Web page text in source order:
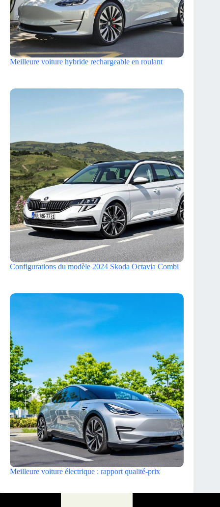
Meilleure voiture hybride rechargeable en roulant
Configurations du modèle 2024 Skoda Octavia Combi
Meilleure voiture électrique : rapport qualité-prix